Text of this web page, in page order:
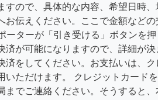
すので、具体的な内容、希望日時
お伝えください。ここで金額など
ーターが「引き受ける」ボタンを押
済が可能になりますので、詳細が決
済をしてください。お支払いは、ク
いただけます。 クレジットカード
までご連絡ください。そうすると、